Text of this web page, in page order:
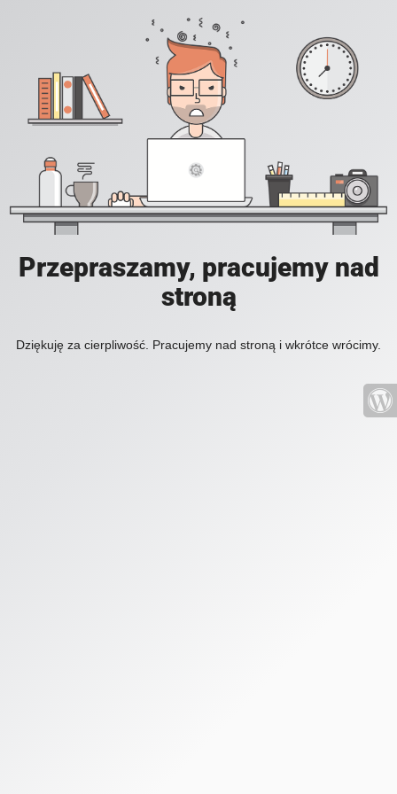
Przepraszamy, pracujemy nad
stroną
Dziękuję za cierpliwość. Pracujemy nad stroną i wkrótce wrócimy.